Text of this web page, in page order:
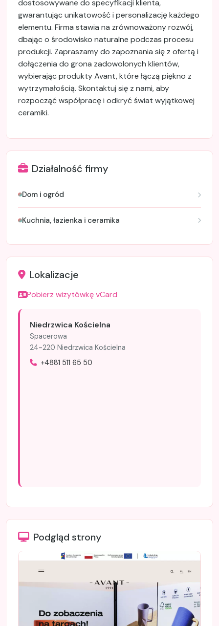
dostosowywane do specyfikacji klienta,
gwarantując unikatowość i personalizację każdego
elementu. Firma stawia na zrównoważony rozwój,
dbając o środowisko naturalne podczas procesu
produkcji. Zapraszamy do zapoznania się z ofertą i
dołączenia do grona zadowolonych klientów,
wybierając produkty Avant, które łączą piękno z
wytrzymałością. Skontaktuj się z nami, aby
rozpocząć współpracę i odkryć świat wyjątkowej
ceramiki.
Działalność firmy
Dom i ogród
Kuchnia, łazienka i ceramika
Lokalizacje
Pobierz wizytówkę vCard
Niedrzwica Kościelna
Spacerowa
24-220 Niedrzwica Kościelna
+4881 511 65 50
Podgląd strony